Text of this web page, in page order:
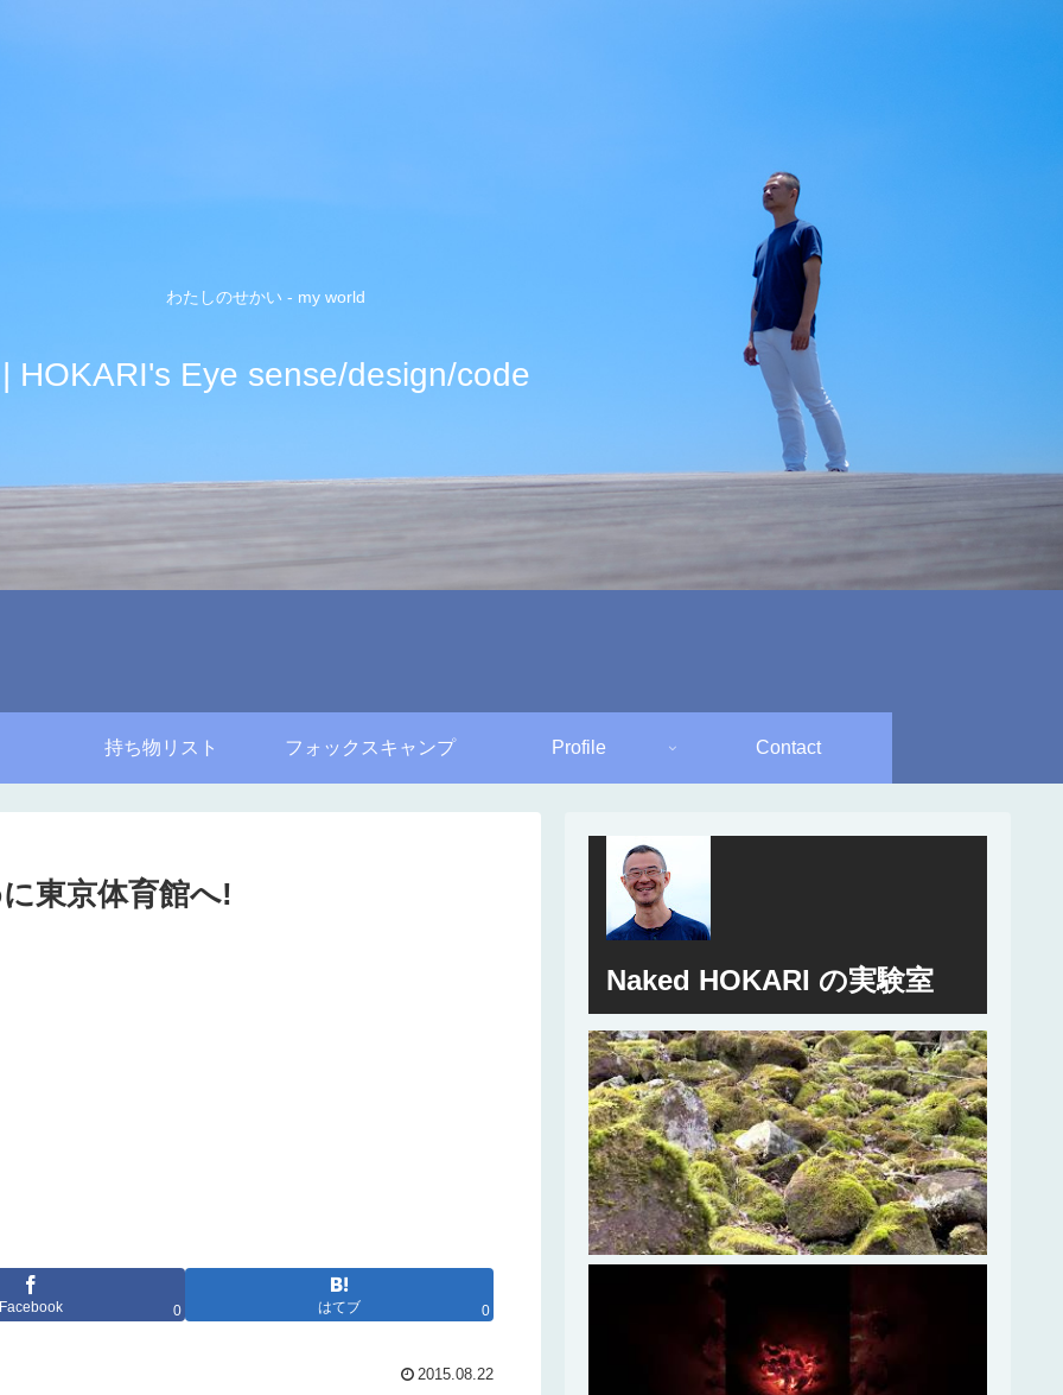
わたしのせかい - my world
| HOKARI's Eye sense/design/code
持ち物リスト フォックスキャンプ Profile Contact
東京体育館へ!
Facebook 0 はてブ 0
2015.08.22
Naked HOKARI の実験室